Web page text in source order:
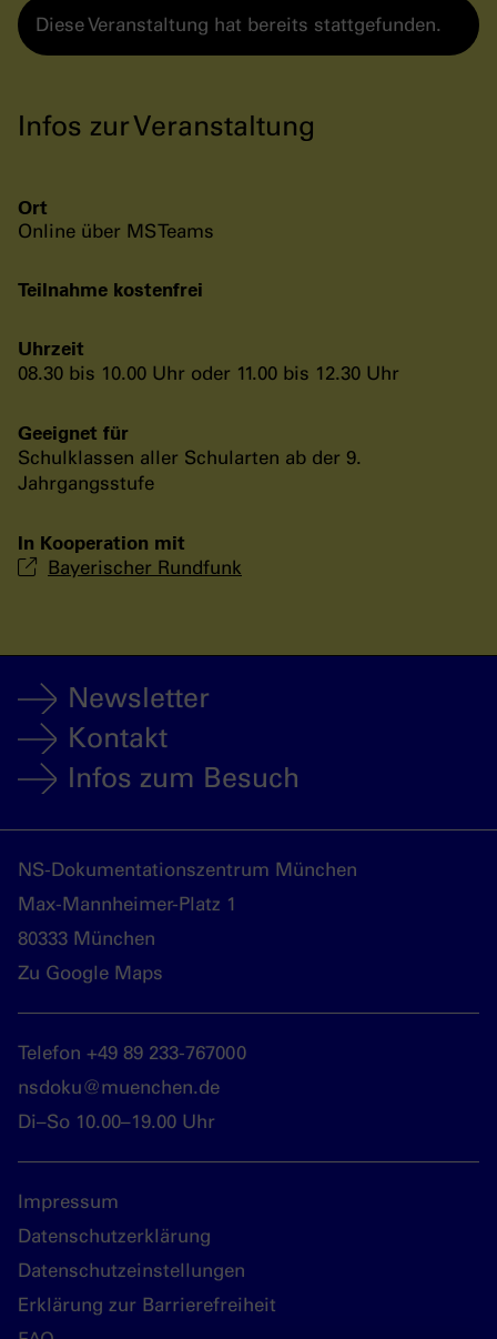
Diese Veranstaltung hat bereits stattgefunden.
Infos zur Veranstaltung
Ort
Online über MS Teams
Teilnahme kostenfrei
Uhrzeit
08.30 bis 10.00 Uhr oder 11.00 bis 12.30 Uhr
Geeignet für
Schulklassen aller Schularten ab der 9.
Jahrgangsstufe
In Kooperation mit
Bayerischer Rundfunk
Newsletter
Kontakt
Infos zum Besuch
NS-Dokumentationszentrum München
Max-Mannheimer-Platz 1
80333 München
Zu Google Maps
Telefon +49 89 233-767000
nsdoku@muenchen.de
Di–So 10.00–19.00 Uhr
Impressum
Datenschutzerklärung
Datenschutzeinstellungen
Erklärung zur Barrierefreiheit